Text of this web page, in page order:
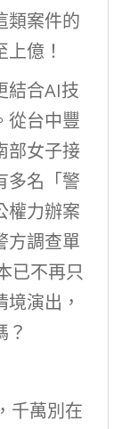
類案件的
億！
結合AI技
從台中豐
部女子接
多名「警
權力辦案
方調查單
已不再只
演出，
？
千萬別在